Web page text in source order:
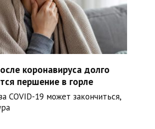
коронавируса долго
першение в горле
COVID-19 может закончиться,